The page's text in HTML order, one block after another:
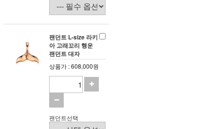
팬던트 L-size 라키
아 고래꼬리 행운
팬던트 대자
상품가 : 608,000원
팬던트선택